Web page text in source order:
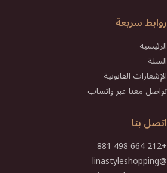
روابط سريعة
الرئيسية
السلة
الإشعارات القانونية
تواصل معنا عبر واتساب
اتصل بنا
+212 664 498 881
@linastyleshopping